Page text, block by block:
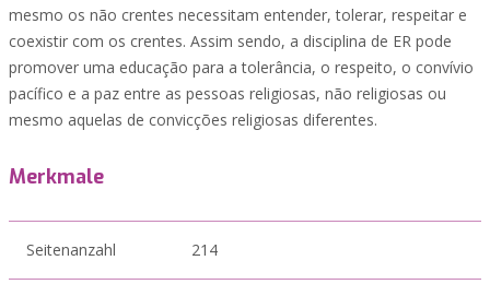
mesmo os não crentes necessitam entender, tolerar, respeitar e
coexistir com os crentes. Assim sendo, a disciplina de ER pode
promover uma educação para a tolerância, o respeito, o convívio
pacífico e a paz entre as pessoas religiosas, não religiosas ou
mesmo aquelas de convicções religiosas diferentes.
Merkmale
Seitenanzahl 214